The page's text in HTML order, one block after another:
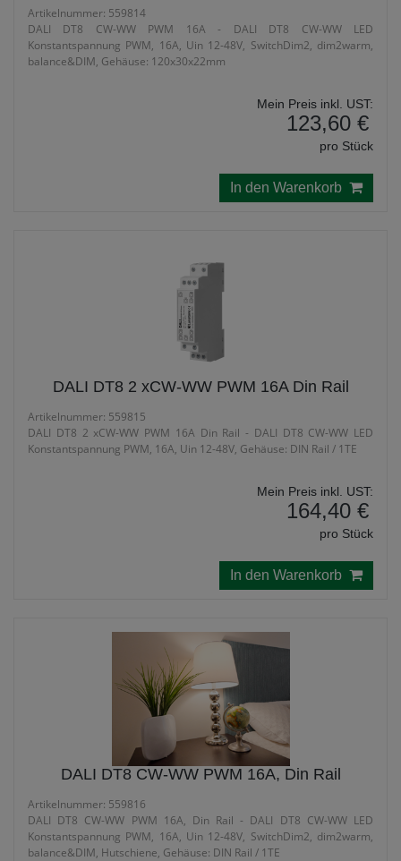
Artikelnummer: 559814
DALI DT8 CW-WW PWM 16A - DALI DT8 CW-WW LED
Konstantspannung PWM, 16A, Uin 12-48V, SwitchDim2, dim2warm,
balance&DIM, Gehäuse: 120x30x22mm
Mein Preis inkl. UST:
123,60 €
pro Stück
In den Warenkorb
DALI DT8 2 xCW-WW PWM 16A Din Rail
Artikelnummer: 559815
DALI DT8 2 xCW-WW PWM 16A Din Rail - DALI DT8 CW-WW LED
Konstantspannung PWM, 16A, Uin 12-48V, Gehäuse: DIN Rail / 1TE
Mein Preis inkl. UST:
164,40 €
pro Stück
In den Warenkorb
DALI DT8 CW-WW PWM 16A, Din Rail
Artikelnummer: 559816
DALI DT8 CW-WW PWM 16A, Din Rail - DALI DT8 CW-WW LED
Konstantspannung PWM, 16A, Uin 12-48V, SwitchDim2, dim2warm,
balance&DIM, Hutschiene, Gehäuse: DIN Rail / 1TE